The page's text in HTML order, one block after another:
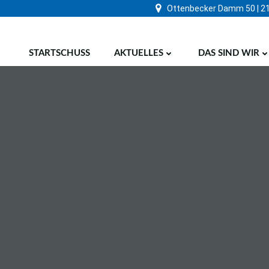
Ottenbecker Damm 50 |
STARTSCHUSS AKTUELLES DAS SIND WIR